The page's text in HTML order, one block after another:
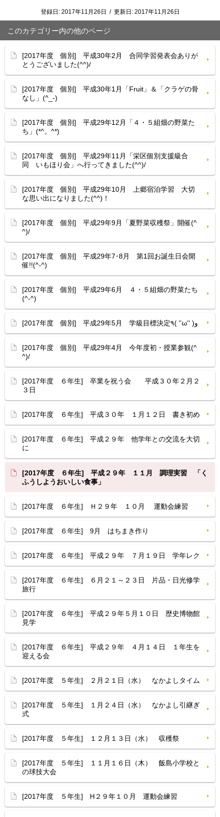
登録日: 2017年11月26日 / 更新日: 2017年11月26日
このカテゴリー内の他のページ
[2017年度 個別] 平成30年2月 合同学習発表会ありが
とうございました(^^)/
[2017年度 個別] 平成30年1月「Fruit」＆「クラゲの骨
なし」(^_-)
[2017年度 個別] 平成29年12月「４・５組畑の野菜た
ち」(*^。^*)
[2017年度 個別] 平成29年11月「栄区個別支援級合
同 いもほり会」へ行ってきました(^^)/
[2017年度 個別] 平成29年10月 上郷宿泊学習 大切
な思い出になりました(^^)！
[2017年度 個別] 平成29年9月「夏野菜収穫祭」開催(^
^)/
[2017年度 個別] 平成29年7･8月 第1回お誕生日会開
催!!(^-^)
[2017年度 個別] 平成29年6月 ４・５組畑の野菜たち
(^-^)
[2017年度 個別] 平成29年5月 学級目標決定٩( ''ω'' )و
[2017年度 個別] 平成29年4月 今年度初・授業参観(^
^)/
[2017年度 ６年生] 卒業を祝う会 平成３０年２月２
３日
[2017年度 ６年生] 平成３０年 １月１２日 書き初め
[2017年度 ６年生] 平成２９年 他学年との交流を大切
に
[2017年度 ６年生] 平成２９年 １１月 調理実習 「く
ふうしようおいしい食事」
[2017年度 ６年生] Ｈ２９年 １０月 運動会練習
[2017年度 ６年生] 9月 はちまき作り
[2017年度 ６年生] 平成２９年 ７月１９日 学年レク
[2017年度 ６年生] ６月２１～２３日 片品・日光修学
旅行
[2017年度 ６年生] 平成２９年５月１０日 歴史博物館
見学
[2017年度 ６年生] 平成２９年 ４月１４日 １年生を
迎える会
[2017年度 ５年生] ２月２１日（水） なかよしタイム
[2017年度 ５年生] １月２４日（水） なかよし引継ぎ
式
[2017年度 ５年生] １２月１３日（水） 収穫祭
[2017年度 ５年生] １１月１６日（木） 飯島小学校と
の球技大会
[2017年度 ５年生] H２９年１０月 運動会練習